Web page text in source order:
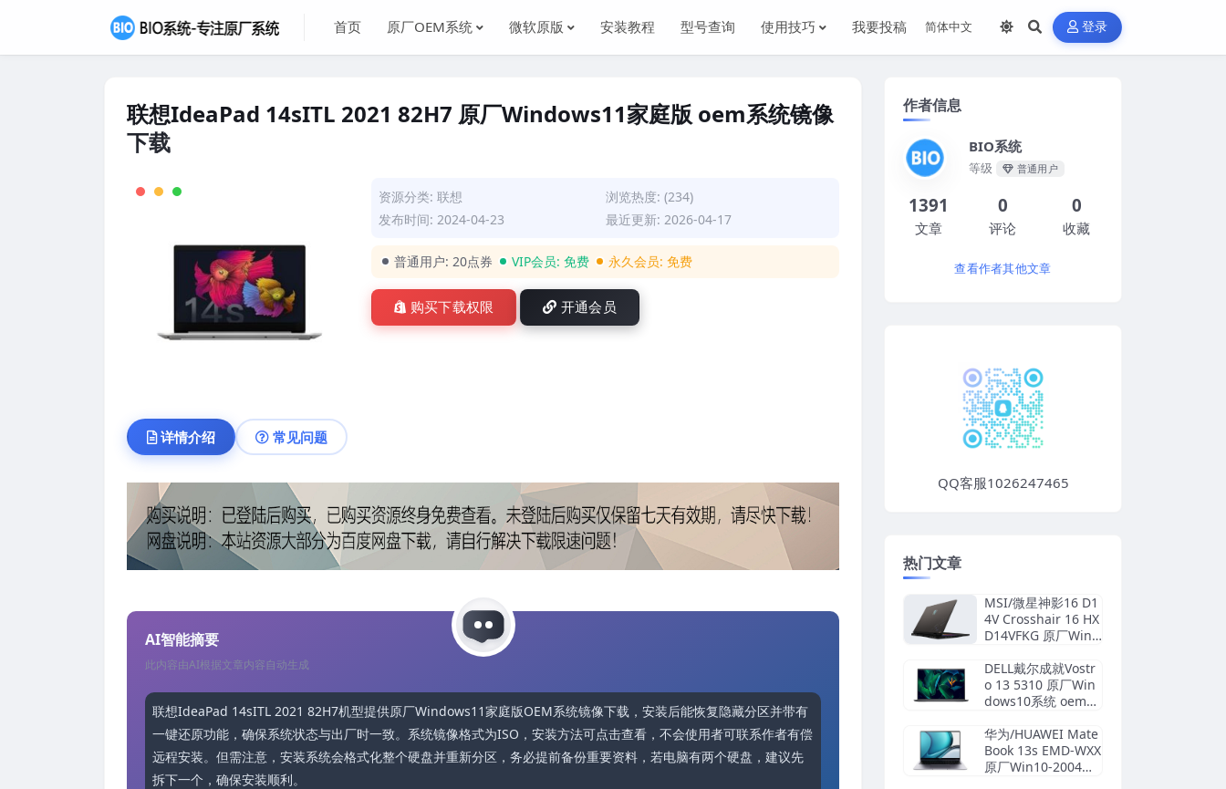
首页 原厂OEM系统 微软原版 安装教程 型号查询 使用技巧 我要投稿 登录
联想IdeaPad 14sITL 2021 82H7 原厂Windows11家庭版 oem系统镜像
下载
资源分类:联想
浏览热度: (234)
发布时间: 2024-04-23
最近更新: 2026-04-17
普通用户:20点券 VIP会员:免费 永久会员:免费
购买下载权限 开通会员
详情介绍 常见问题
AI智能摘要
此内容由AI根据文章内容自动生成
联想IdeaPad 14sITL 2021 82H7机型提供原厂Windows11家庭版OEM系统镜像下载，安装后能恢复隐藏分区并带有
一键还原功能，确保系统状态与出厂时一致。系统镜像格式为ISO，安装方法可点击查看，不会使用者可联系作者有偿
远程安装。但需注意，安装系统会格式化整个硬盘并重新分区，务必提前备份重要资料，若电脑有两个硬盘，建议先
拆下一个，确保安装顺利。
作者信息
BIO系统
等级 普通用户
1391
文章
0
评论
0
收藏
查看作者其他文章
QQ客服1026247465
热门文章
MSI/微星神影16 D1
4V Crosshair 16 HX
D14VFKG 原厂Wind
件 带F3一键还原
DELL戴尔成就Vostr
o 13 5310 原厂Win
dows10系统 oem系
华为/HUAWEI Mate
Book 13s EMD-WXX
原厂Win10-2004系